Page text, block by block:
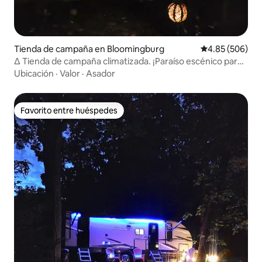
Tienda de campaña en Bloomingburg Calificación
4.85 (506)
Δ Tienda de campaña climatizada. ¡Paraíso escénico para
senderismo!
Ubicación · Valor · Asador
Favorito entre huéspedes
Favorito entre huéspedes